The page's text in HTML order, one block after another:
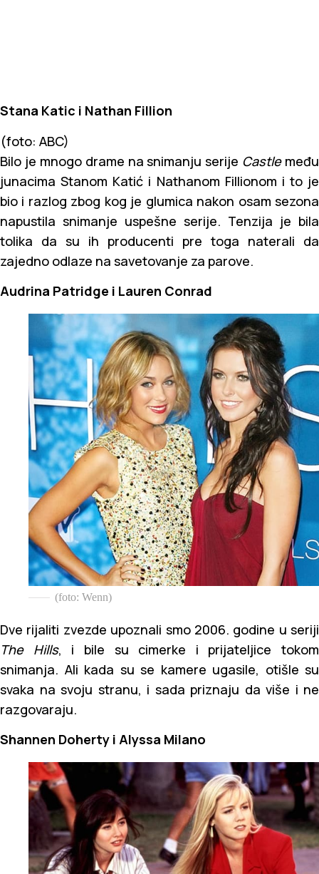
Stana Katic i Nathan Fillion
(foto: ABC)
Bilo je mnogo drame na snimanju serije Castlemeđu
junacima Stanom Katić i Nathanom Fillionom i to je
bio i razlog zbog kog je glumica nakon osam sezona
napustila snimanje uspešne serije. Tenzija je bila
tolika da su ih producenti pre toga naterali da
zajedno odlaze na savetovanje za parove.
Audrina Patridge i Lauren Conrad
(foto: Wenn)
Dve rijaliti zvezde upoznali smo 2006. godine u seriji
The Hills, i bile su cimerke i prijateljice tokom
snimanja. Ali kada su se kamere ugasile, otišle su
svaka na svoju stranu, i sada priznaju da više i ne
razgovaraju.
Shannen Doherty i Alyssa Milano